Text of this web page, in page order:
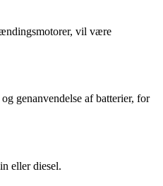
vil være
genanvendelse af batterier, for
eller diesel.